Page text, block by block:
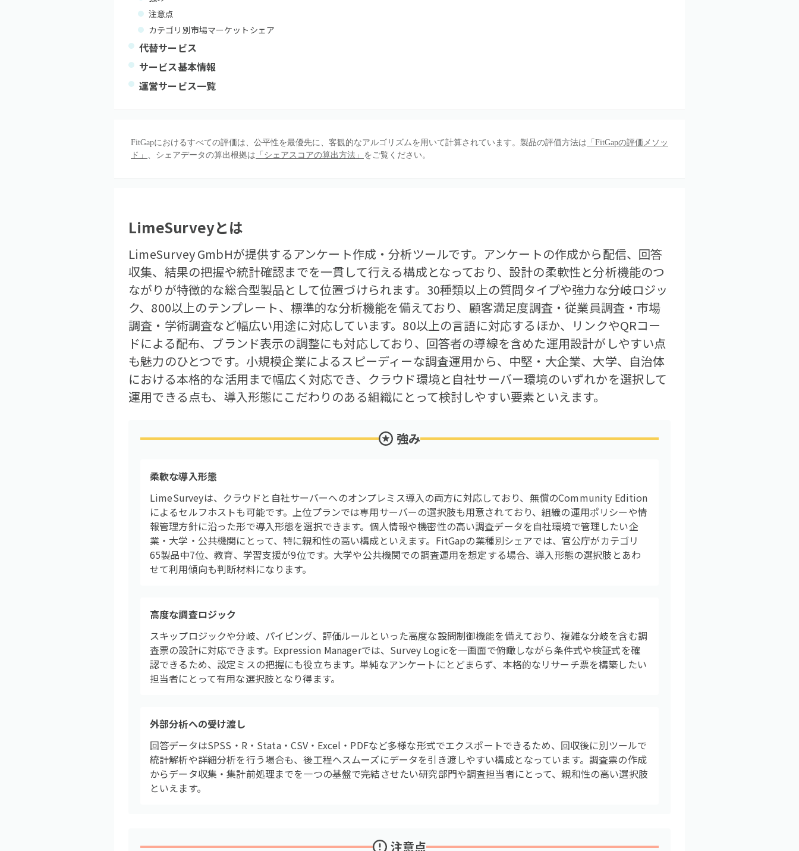
注意点
カテゴリ別市場マーケットシェア
代替サービス
サービス基本情報
運営サービス一覧
FitGapにおけるすべての評価は、公平性を最優先に、客観的なアルゴリズムを用いて計算されています。製品の評価方法は 「FitGapの評価メソッ
ド」 、シェアデータの算出根拠は 「シェアスコアの算出方法」 をご覧ください。
LimeSurveyとは
LimeSurvey GmbHが提供するアンケート作成・分析ツールです。アンケートの作成から配信、回答
収集、結果の把握や統計確認までを一貫して行える構成となっており、設計の柔軟性と分析機能のつ
ながりが特徴的な総合型製品として位置づけられます。30種類以上の質問タイプや強力な分岐ロジッ
ク、800以上のテンプレート、標準的な分析機能を備えており、顧客満足度調査・従業員調査・市場
調査・学術調査など幅広い用途に対応しています。80以上の言語に対応するほか、リンクやQRコー
ドによる配布、ブランド表示の調整にも対応しており、回答者の導線を含めた運用設計がしやすい点
も魅力のひとつです。小規模企業によるスピーディーな調査運用から、中堅・大企業、大学、自治体
における本格的な活用まで幅広く対応でき、クラウド環境と自社サーバー環境のいずれかを選択して
運用できる点も、導入形態にこだわりのある組織にとって検討しやすい要素といえます。
強み
柔軟な導入形態
LimeSurveyは、クラウドと自社サーバーへのオンプレミス導入の両方に対応しており、無償のCommunity Edition
によるセルフホストも可能です。上位プランでは専用サーバーの選択肢も用意されており、組織の運用ポリシーや情
報管理方針に沿った形で導入形態を選択できます。個人情報や機密性の高い調査データを自社環境で管理したい企
業・大学・公共機関にとって、特に親和性の高い構成といえます。FitGapの業種別シェアでは、官公庁がカテゴリ
65製品中7位、教育、学習支援が9位です。大学や公共機関での調査運用を想定する場合、導入形態の選択肢とあわ
せて利用傾向も判断材料になります。
高度な調査ロジック
スキップロジックや分岐、パイピング、評価ルールといった高度な設問制御機能を備えており、複雑な分岐を含む調
査票の設計に対応できます。Expression Managerでは、Survey Logicを一画面で俯瞰しながら条件式や検証式を確
認できるため、設定ミスの把握にも役立ちます。単純なアンケートにとどまらず、本格的なリサーチ票を構築したい
担当者にとって有用な選択肢となり得ます。
外部分析への受け渡し
回答データはSPSS・R・Stata・CSV・Excel・PDFなど多様な形式でエクスポートできるため、回収後に別ツールで
統計解析や詳細分析を行う場合も、後工程へスムーズにデータを引き渡しやすい構成となっています。調査票の作成
からデータ収集・集計前処理までを一つの基盤で完結させたい研究部門や調査担当者にとって、親和性の高い選択肢
といえます。
注意点